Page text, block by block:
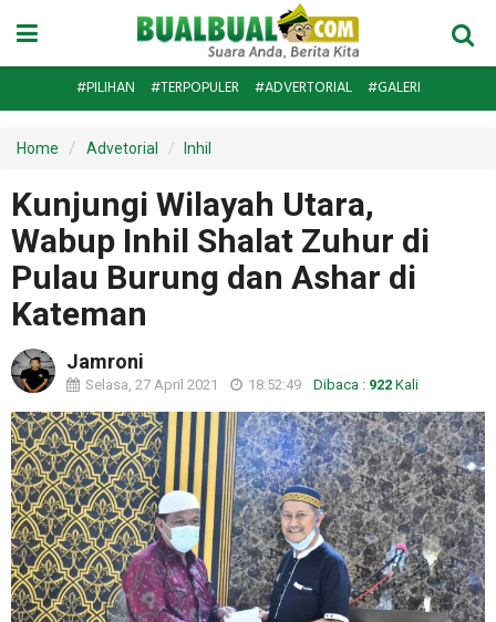
#PILIHAN #TERPOPULER #ADVERTORIAL #GALERI
Home Advetorial Inhil
Kunjungi Wilayah Utara,
Wabup Inhil Shalat Zuhur di
Pulau Burung dan Ashar di
Kateman
Jamroni
Selasa, 27 April 2021 18:52:49 Dibaca : 922 Kali